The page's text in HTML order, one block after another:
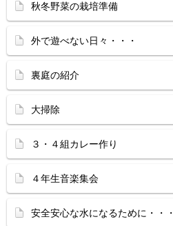
秋冬野菜の栽培準備
外で遊べない日々・・・
裏庭の紹介
大掃除
３・４組カレー作り
４年生音楽集会
安全安心な水になるために・・・